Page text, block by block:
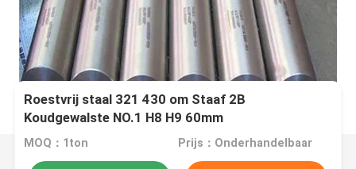
Roestvrij staal 321 430 om Staaf 2B
Koudgewalste NO.1 H8 H9 60mm
MOQ：1ton Prijs：Onderhandelbaar